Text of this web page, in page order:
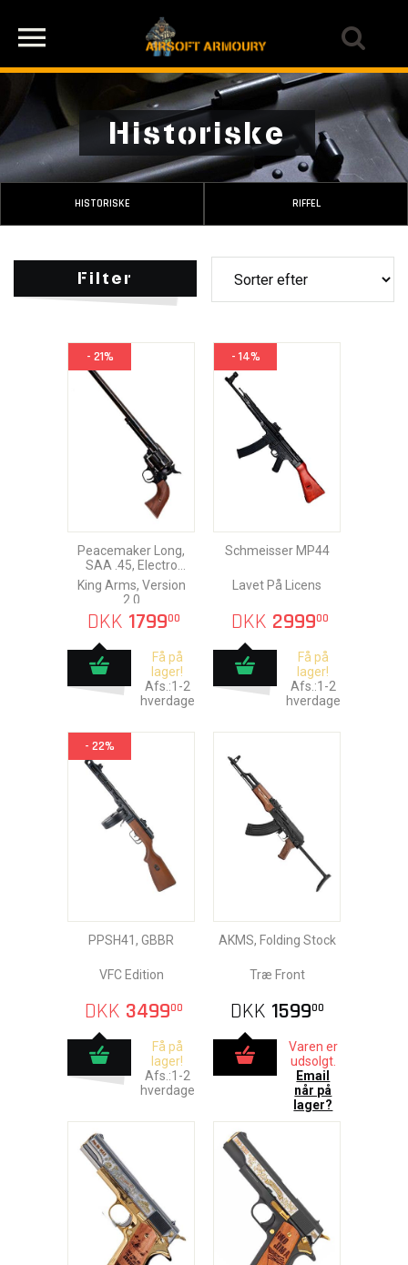
Historiske
HISTORISKE RIFFEL
Filter
- 21%
Peacemaker Long,
SAA .45, Electro
Version
King Arms, Version
2.0
DKK 179900
Få på
lager!
Afs.:1-2
hverdage
- 14%
Schmeisser MP44
Lavet På Licens
DKK 299900
Få på
lager!
Afs.:1-2
hverdage
- 22%
PPSH41, GBBR
VFC Edition
DKK 349900
Få på
lager!
Afs.:1-2
hverdage
AKMS, Folding Stock
Træ Front
DKK 159900
Varen er
udsolgt.
Email
når på
lager?